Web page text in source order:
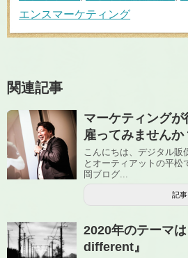
エンスマーケティング
関連記事
マーケティング
雇ってみませんか
こんにちは、デジタル販
とオーティアットの平松
岡ブログ...
記
2020年のテーマ
different』